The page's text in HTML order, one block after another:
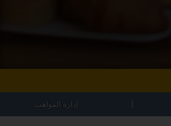
إدارة المواهب